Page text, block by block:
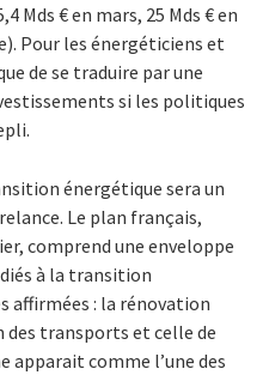
€ en mars, 25 Mds € en
Pour les énergéticiens et
de se traduire par une
si les politiques
énergétique sera un
Le plan français,
comprend une enveloppe
à la transition
affirmées : la rénovation
transports et celle de
apparait comme l’une des